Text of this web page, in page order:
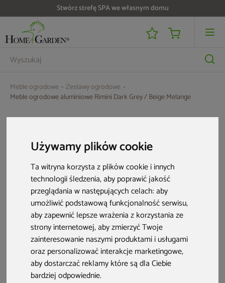
Używamy plików cookie
Ta witryna korzysta z plików cookie i innych
technologii śledzenia, aby poprawić jakość
przeglądania w następujących celach:aby
umożliwić podstawową funkcjonalność serwisu,
aby zapewnić lepsze wrażenia z korzystania ze
strony internetowej,aby zmierzyć Twoje
zainteresowanie naszymi produktami i usługami
oraz personalizować interakcje marketingowe,
aby dostarczać reklamy które są dla Ciebie
bardziej odpowiednie.
Stwórz strefę SPA we własnym domu
Meble ogrodowe
Zestawy ogrodowe
Meble ogrodowe aluminiowe Rimini Dark Grey / Beige Melange